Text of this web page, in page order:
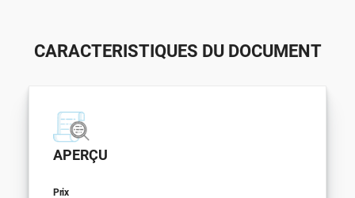
CARACTERISTIQUES DU DOCUMENT
APERÇU
Prix